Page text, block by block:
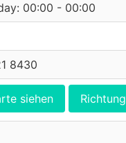
00:00 - 00:00
8430
siehen Richtung